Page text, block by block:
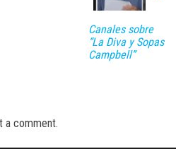
Canales sobre
“La Diva y Sopas
Campbell”
a comment.